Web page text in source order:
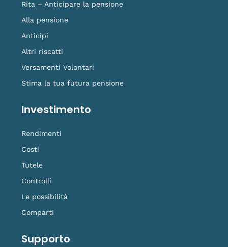
Rita – Anticipare la pensione
Alla pensione
Anticipi
Altri riscatti
Versamenti Volontari
Stima la tua futura pensione
Investimento
Rendimenti
Costi
Tutele
Controlli
Le possibilità
Comparti
Supporto